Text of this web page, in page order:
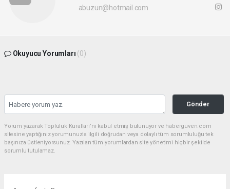
abuzun@hotmail.com
Okuyucu Yorumları (0)
Gönder
Yorum yazarak Topluluk Kuralları’nı kabul etmiş bulunuyor ve haberguven.com
sitesine yaptığınız yorumunuzla ilgili doğrudan veya dolaylı tüm sorumluluğu tek
başınıza üstleniyorsunuz. Yazılan tüm yorumlardan site yönetimi hiçbir şekilde
sorumlu tutulamaz.